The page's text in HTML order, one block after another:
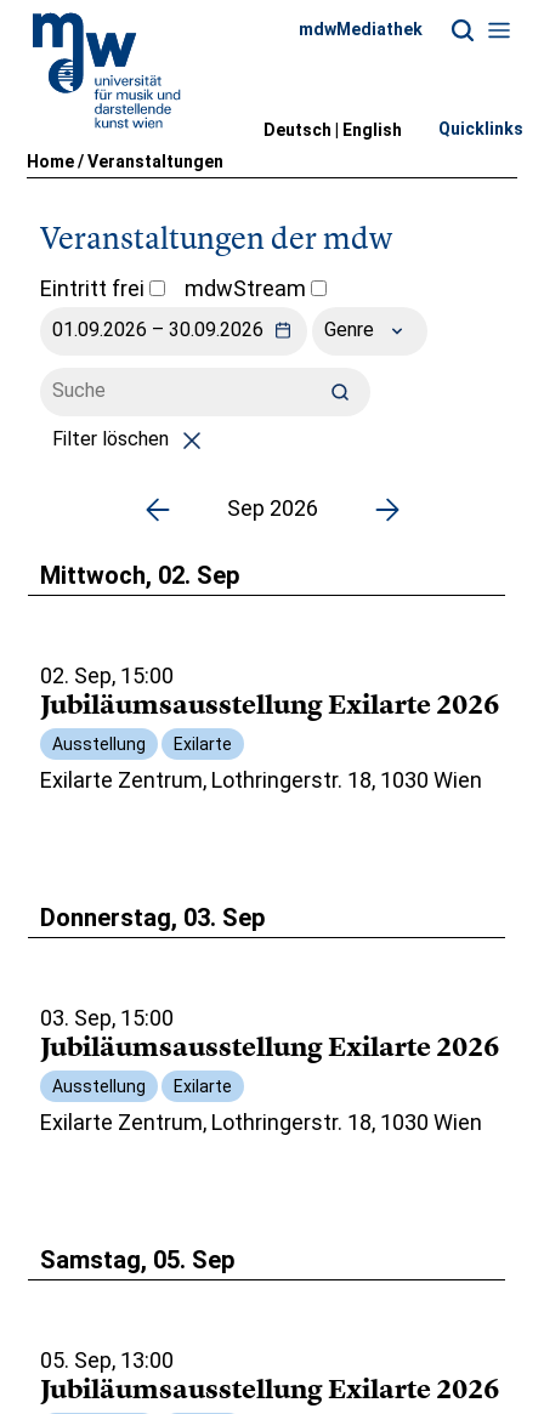
Home/Veranstaltungen
mdwMediathek
Deutsch | English Quicklinks
Veranstaltungen der mdw
Eintritt frei mdwStream
Genre
Filter löschen
Sep 2026
Mittwoch, 02. Sep
02. Sep, 15:00
Jubiläumsausstellung Exilarte 2026
Ausstellung Exilarte
Exilarte Zentrum, Lothringerstr. 18, 1030 Wien
Donnerstag, 03. Sep
03. Sep, 15:00
Jubiläumsausstellung Exilarte 2026
Ausstellung Exilarte
Exilarte Zentrum, Lothringerstr. 18, 1030 Wien
Samstag, 05. Sep
05. Sep, 13:00
Jubiläumsausstellung Exilarte 2026